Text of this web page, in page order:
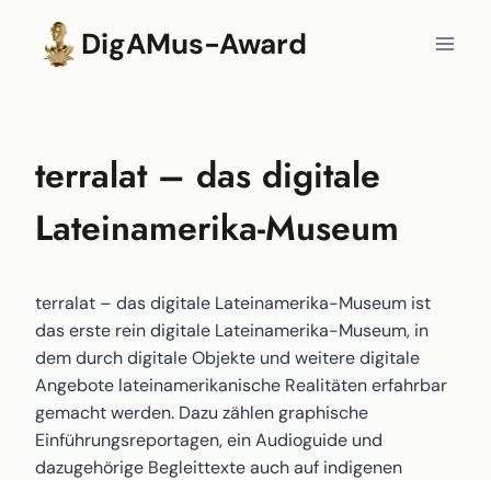
springen
DigAMus-Award
terralat – das digitale
Lateinamerika-Museum
terralat – das digitale Lateinamerika-Museum ist
das erste rein digitale Lateinamerika-Museum, in
dem durch digitale Objekte und weitere digitale
Angebote lateinamerikanische Realitäten erfahrbar
gemacht werden. Dazu zählen graphische
Einführungsreportagen, ein Audioguide und
dazugehörige Begleittexte auch auf indigenen